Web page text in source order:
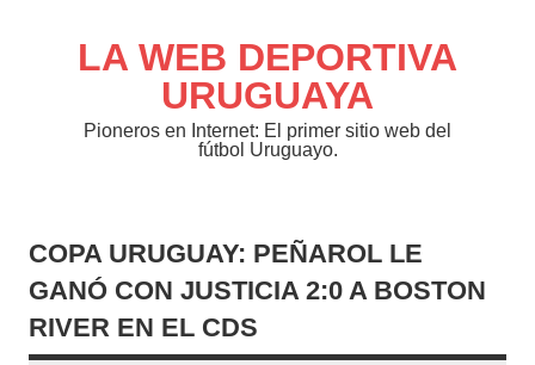
contenidoLA WEB DEPORTIVA
URUGUAYA
Pioneros en Internet: El primer sitio web del
fútbol Uruguayo.
COPA URUGUAY: PEÑAROL LE
GANÓ CON JUSTICIA 2:0 A BOSTON
RIVER EN EL CDS